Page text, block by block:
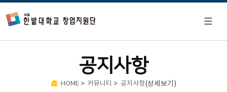
공지사항
HOME > 커뮤니티 > 공지사항(상세보기)